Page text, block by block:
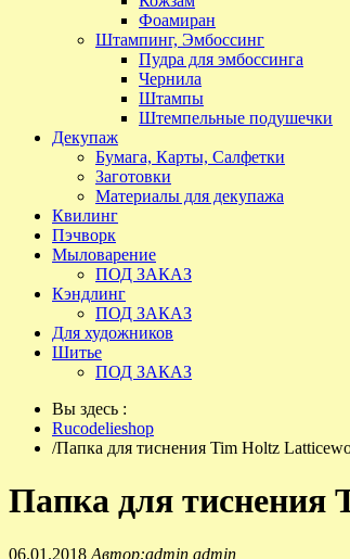
Фоамиран
Штампинг, Эмбоссинг
Пудра для эмбоссинга
Чернила
Штампы
Штемпельные подушечки
Декупаж
Бумага, Карты, Салфетки
Заготовки
Материалы для декупажа
Квилинг
Пэчворк
Мыловарение
ПОД ЗАКАЗ
Кэндлинг
ПОД ЗАКАЗ
Для художников
Шитье
ПОД ЗАКАЗ
Вы здесь :
Rucodelieshop
/Папка для тиснения Tim Holtz
Папка для
06.01.2018 Автор:admin admin